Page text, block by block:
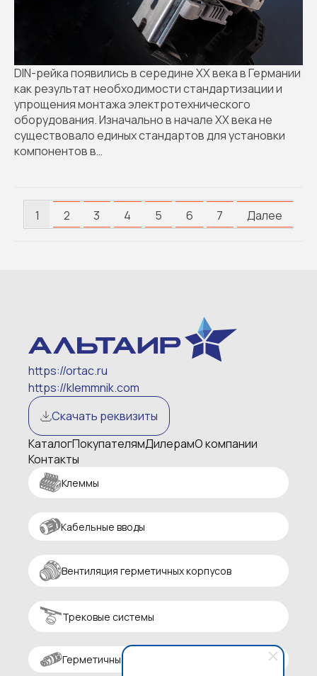
DIN-рейка появились в середине XX века в Германии
как результат необходимости стандартизации и
упрощения монтажа электротехнического
оборудования. Изначально в начале XX века не
существовало единых стандартов для установки
компонентов в…
Пагинация
записей
1 2 3 4 5 6 7 Далее
https://ortac.ru
https://klemmnik.com
Скачать реквизиты
КаталогПокупателямДилерамО компании
Контакты
Клеммы
Кабельные вводы
Вентиляция герметичных корпусов
Трековые системы
Герметичные разъемы